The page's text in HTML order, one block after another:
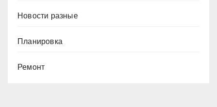
Новости разные
Планировка
Ремонт